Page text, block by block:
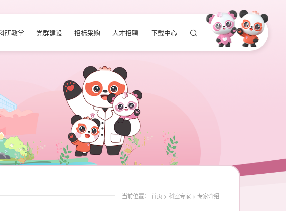
研教学 党群建设 招标采购 人才招聘 下载中心
当前位置： 首页 >科室专家 >专家介绍